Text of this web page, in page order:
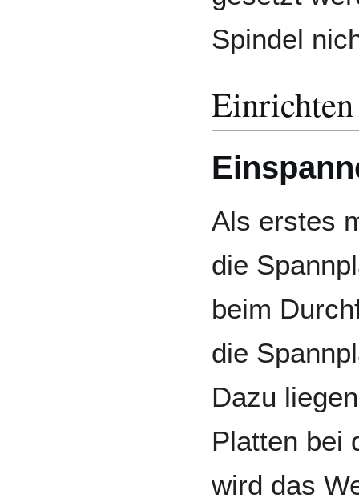
Spindel
Als erstes
die
beim
die
Dazu
Platten bei
wird das